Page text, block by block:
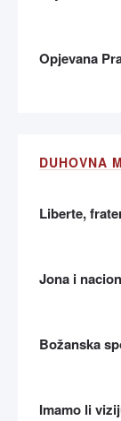
Opjevana
DUHOVNA
Liberte,
Jona i
Božanska
Imamo li